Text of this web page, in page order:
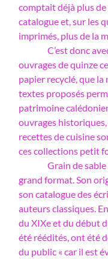
comptait déjà plus
catalogue et, sur les
imprimés, plus de la
C’est donc
ouvrages de quinze
papier recyclé, que la
textes proposés
patrimoine
ouvrages
recettes de cuisine
ces collections petit
Grain de
grand format. Son
son catalogue des
auteurs classiques.
du XIXe et du début
été réédités, ont été
du public « car il est